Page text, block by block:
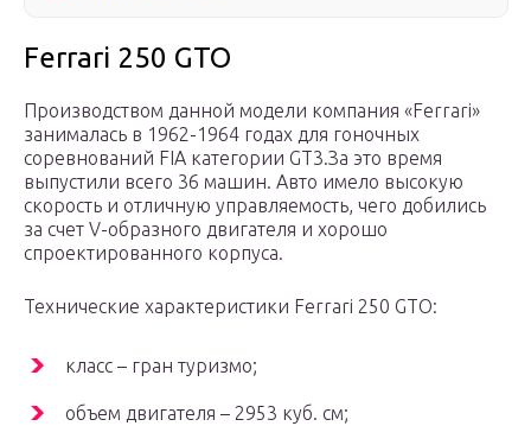
Ferrari 250 GTO
Производством данной модели компания «Ferrari»
занималась в 1962-1964 годах для гоночных
соревнований FIA категории GT3.За это время
выпустили всего 36 машин. Авто имело высокую
скорость и отличную управляемость, чего добились
за счет V-образного двигателя и хорошо
спроектированного корпуса.
Технические характеристики Ferrari 250 GTO:
класс – гран туризмо;
объем двигателя – 2953 куб. см;